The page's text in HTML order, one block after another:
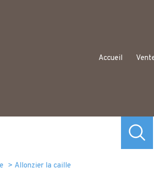
Accueil
Autres
Allonzier la caille